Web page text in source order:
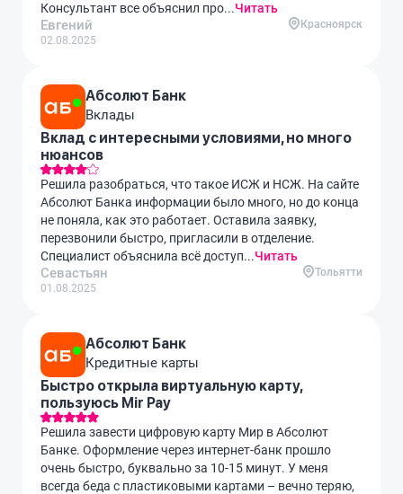
Консультант все объяснил про...Читать
Евгений
02.08.2025
Красноярск
Абсолют Банк
Вклады
Вклад с интересными условиями, но много
нюансов
Решила разобраться, что такое ИСЖ и НСЖ. На сайте
Абсолют Банка информации было много, но до конца
не поняла, как это работает. Оставила заявку,
перезвонили быстро, пригласили в отделение.
Специалист объяснила всё доступ...Читать
Севастьян
01.08.2025
Тольятти
Абсолют Банк
Кредитные карты
Быстро открыла виртуальную карту,
пользуюсь Mir Pay
Решила завести цифровую карту Мир в Абсолют
Банке. Оформление через интернет-банк прошло
очень быстро, буквально за 10-15 минут. У меня
всегда беда с пластиковыми картами – вечно теряю,